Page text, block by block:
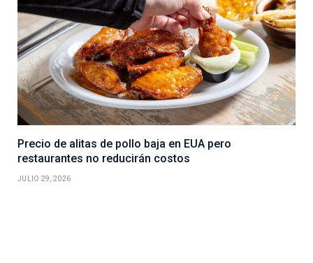
Precio de alitas de pollo baja en EUA pero
restaurantes no reducirán costos
JULIO 29, 2026